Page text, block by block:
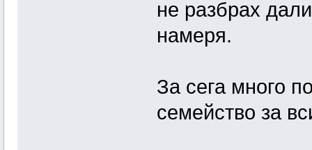
не разбрах
намеря.
За сега много
семейство за